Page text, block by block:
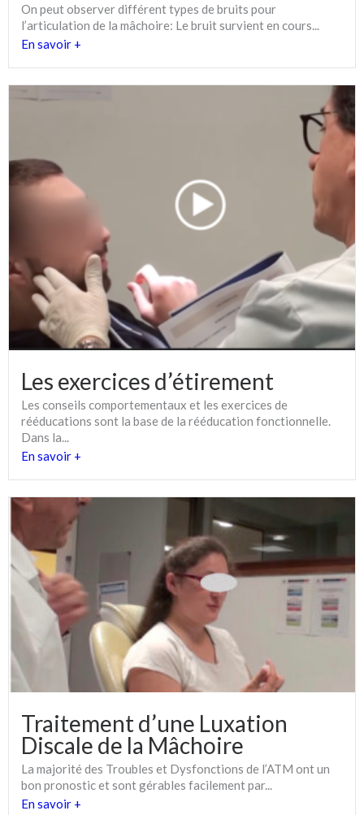
On peut observer différent types de bruits pour
l’articulation de la mâchoire: Le bruit survient en cours...
En savoir +
Les exercices d’étirement
Les conseils comportementaux et les exercices de
rééducations sont la base de la rééducation fonctionnelle.
Dans la...
En savoir +
Traitement d’une Luxation
Discale de la Mâchoire
La majorité des Troubles et Dysfonctions de l’ATM ont un
bon pronostic et sont gérables facilement par...
En savoir +